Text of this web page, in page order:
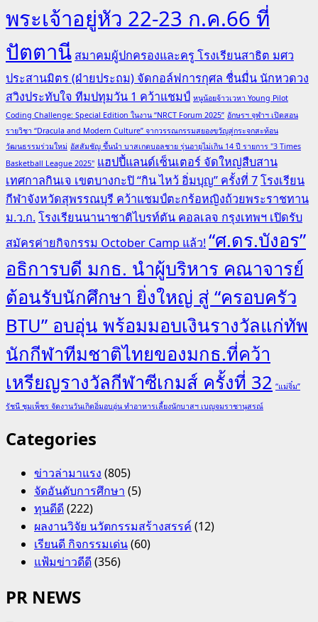
พระเจ้าอยู่หัว 22-23 ก.ค.66 ที่
ปัตตานี สมาคมผู้ปกครองและครู โรงเรียนสาธิต มศว
ประสานมิตร (ฝ่ายประถม) จัดกอล์ฟการกุศล ชื่นมื่น นักหวดวง
สวิงประทับใจ ทีมปทุมวัน 1 คว้าแชมป์ หนูน้อยจ้าวเวหา Young Pilot
Coding Challenge: Special Edition ในงาน “NRCT Forum 2025” อักษรฯ จุฬาฯ เปิดสอน
รายวิชา “Dracula and Modern Culture” จากวรรณกรรมสยองขวัญสู่กระจกสะท้อน
วัฒนธรรมร่วมใหม่ อัสสัมชัญ ขึ้นนำ บาสเกตบอลชาย รุ่นอายุไม่เกิน 14 ปี รายการ "3 Times
Basketball League 2025" แฮปปี้แลนด์เซ็นเตอร์ จัดใหญ่สืบสาน
เทศกาลกินเจ เขตบางกะปิ “กิน ไหว้ อิ่มบุญ” ครั้งที่ 7โรงเรียน
กีฬาจังหวัดสุพรรณบุรี คว้าแชมป์ตะกร้อหญิงถ้วยพระราชทาน
ม.ว.ก.โรงเรียนนานาชาติไบรท์ตัน คอลเลจ กรุงเทพฯ เปิดรับ
สมัครค่ายกิจกรรม October Camp แล้ว!“ศ.ดร.บังอร”
อธิการบดี มกธ. นำผู้บริหาร คณาจารย์
ต้อนรับนักศึกษา ยิ่งใหญ่ สู่ “ครอบครัว
BTU” อบอุ่น พร้อมมอบเงินรางวัลแก่ทัพ
นักกีฬาทีมชาติไทยของมกธ.ที่คว้า
เหรียญรางวัลกีฬาซีเกมส์ ครั้งที่ 32 “แม่จิ๋ม”
รัชนี ชุมเพ็ชร จัดงานวันเกิดอิ่มอบอุ่น ทำอาหารเลี้ยงนักบาสฯ เบญจมราชานุสรณ์
Categories
ข่าวล่ามาแรง (805)
จัดอันดับการศึกษา (5)
ทุนดีดี(222)
ผลงานวิจัย นวัตกรรมสร้างสรรค์(12)
เรียนดี กิจกรรมเด่น(60)
แฟ้มข่าวดีดี(356)
PR NEWS